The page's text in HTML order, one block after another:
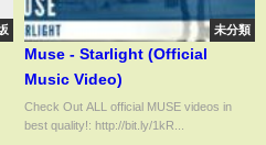
未分類
Muse - Starlight (Official
Music Video)
Check Out ALL official MUSE videos in
best quality!: http://bit.ly/1kR...